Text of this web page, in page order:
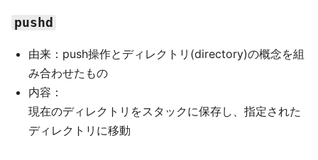
pushd
由来：push操作とディレクトリ(directory)の概念を組
み合わせたもの
内容：
現在のディレクトリをスタックに保存し、指定された
ディレクトリに移動